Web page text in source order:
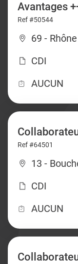
Avantages
Ref #50544
69 - Rhône
CDI
AUCUN
Ref #64501
13 -
CDI
AUCUN